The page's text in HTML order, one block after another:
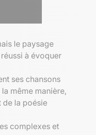
le paysage
à évoquer
ses chansons
même manière,
de la poésie
complexes et